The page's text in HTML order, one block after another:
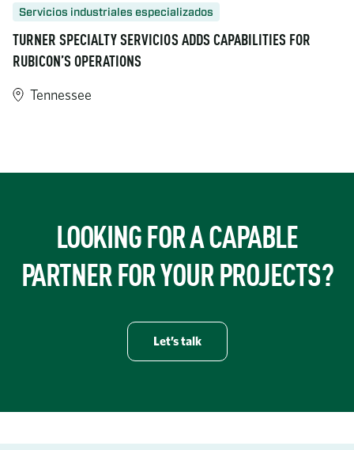
Servicios industriales especializados
TURNER SPECIALTY SERVICIOS ADDS CAPABILITIES FOR
RUBICON’S OPERATIONS
Tennessee
LOOKING FOR A CAPABLE
PARTNER FOR YOUR PROJECTS?
Let’s talk